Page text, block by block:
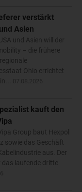
verstärkt
Asien
und Asien will der
– die frühere
Ohio errichtet
kauft den
Group baut Hexpol
sowie das Geschäft
aus. Der
das laufende dritte